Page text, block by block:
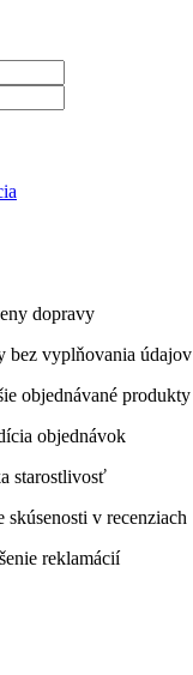
dopravy
bez vyplňovania údajov
objednávané produkty
objednávok
starostlivosť
v recenziach
reklamácií